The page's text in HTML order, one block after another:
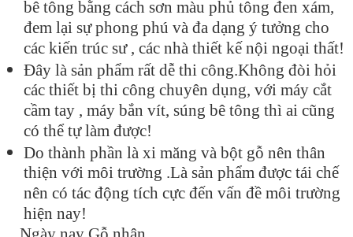
bê tông bằng cách sơn màu phủ tông đen xám,
đem lại sự phong phú và đa dạng ý tưởng cho
các kiến trúc sư , các nhà thiết kế nội ngoại thất!
Đây là sản phẩm rất dễ thi công.Không đòi hỏi
các thiết bị thi công chuyên dụng, với máy cắt
cầm tay , máy bắn vít, súng bê tông thì ai cũng
có thể tự làm được!
Do thành phần là xi măng và bột gỗ nên thân
thiện với môi trường .Là sản phẩm được tái chế
nên có tác động tích cực đến vấn đề môi trường
hiện nay!